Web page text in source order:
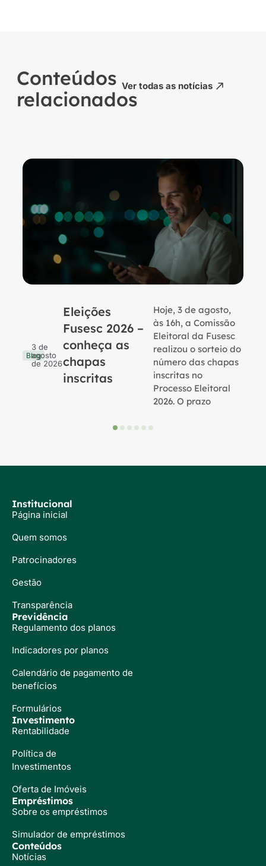
Conteúdos
relacionados
Ver todas as notícias
Blog
3 de
agosto
de 2026
Eleições
Fusesc 2026 –
conheça as
chapas
inscritas
Hoje, 3 de agosto,
às 16h, a Comissão
Eleitoral da Fusesc
realizou o sorteio do
número das chapas
inscritas no
Processo Eleitoral
2026. O prazo
Institucional
Página inicial
Quem somos
Patrocinadores
Gestão
Transparência
Previdência
Regulamento dos planos
Indicadores por planos
Calendário de pagamento de
benefícios
Formulários
Investimento
Rentabilidade
Política de
Investimentos
Oferta de Imóveis
Empréstimos
Sobre os empréstimos
Simulador de empréstimos
Conteúdos
Notícias